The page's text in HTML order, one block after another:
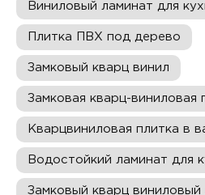
Виниловый ламинат для
Плитка ПВХ под дерево
Замковый кварц винил
Замковая кварц-виниловая
Кварцвиниловая плитка в
Водостойкий ламинат для
Замковый кварц виниловый